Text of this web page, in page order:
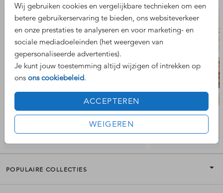
Wij gebruiken cookies en vergelijkbare technieken om een
betere gebruikerservaring te bieden, ons websiteverkeer
en onze prestaties te analyseren en voor marketing- en
sociale mediadoeleinden (het weergeven van
gepersonaliseerde advertenties).
Je kunt jouw toestemming altijd wijzigen of intrekken op
ons ons cookiebeleid.
ACCEPTEREN
WEIGEREN
POPULAIRE COLLECTIES